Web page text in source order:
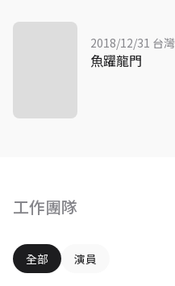
工作團隊
全部 演員
2018/12/31 台灣
魚躍龍門